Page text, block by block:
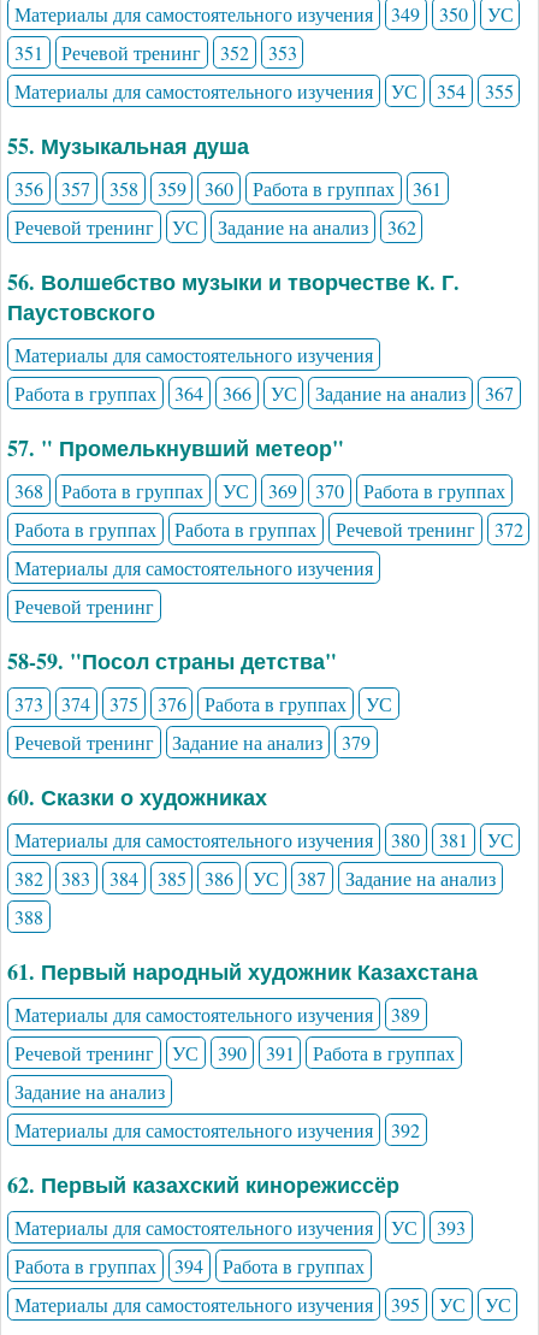
Материалы для самостоятельного изучения 349 350
УС
351
Речевой тренинг 352
353
Материалы для самостоятельного изучения
УС 354 355
55. Музыкальная душа
356 357 358 359 360 Работа в группах
361
Речевой тренинг
УС Задание на анализ 362
56. Волшебство музыки и творчестве К. Г.
Паустовского
Материалы для самостоятельного изучения
Работа в группах
364 366 УС Задание на анализ 367
57. " Промелькнувший метеор"
368 Работа в группах УС 369 370
Работа в группах
Работа в группах
Работа в группах Речевой тренинг
372
Материалы для самостоятельного изучения
Речевой тренинг
58-59. "Посол страны детства"
373 374 375 376 Работа в группах
УС
Речевой тренинг
Задание на анализ 379
60. Сказки о художниках
Материалы для самостоятельного изучения 380 381
УС
382
383 384 385 386 УС 387
Задание на анализ
388
61. Первый народный художник Казахстана
Материалы для самостоятельного изучения
389
Речевой тренинг
УС 390 391
Работа в группах
Задание на анализ
Материалы для самостоятельного изучения
392
62. Первый казахский кинорежиссёр
Материалы для самостоятельного изучения УС
393
Работа в группах
394
Работа в группах
Материалы для самостоятельного изучения
395 УС УС